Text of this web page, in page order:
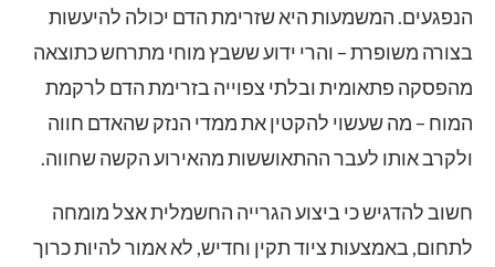
הנפגעים. המשמעות היא שזרימת הדם יכולה להיעשות
בצורה משופרת – והרי ידוע ששבץ מוחי מתרחש כתוצאה
מהפסקה פתאומית ובלתי צפוייה בזרימת הדם לרקמת
המוח – מה שעשוי להקטין את ממדי הנזק שהאדם חווה
ולקרב אותו לעבר ההתאוששות מהאירוע הקשה שחווה.
חשוב להדגיש כי ביצוע הגרייה החשמלית אצל מומחה
לתחום, באמצעות ציוד תקין וחדיש, לא אמור להיות כרוך